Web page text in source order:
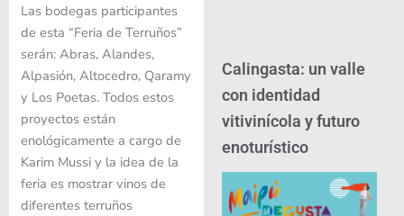
Las bodegas participantes
de esta “Feria de Terruños”
serán: Abras, Alandes,
Alpasión, Altocedro, Qaramy
y Los Poetas. Todos estos
proyectos están
enológicamente a cargo de
Karim Mussi y la idea de la
feria es mostrar vinos de
diferentes terruños
Calingasta: un valle
con identidad
vitivinícola y futuro
enoturístico